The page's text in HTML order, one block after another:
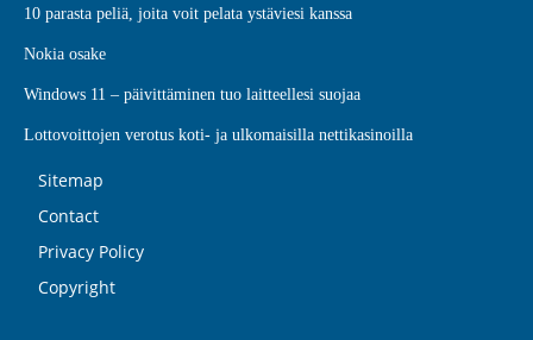
10 parasta peliä, joita voit pelata ystäviesi kanssa
Nokia osake
Windows 11 – päivittäminen tuo laitteellesi suojaa
Lottovoittojen verotus koti- ja ulkomaisilla nettikasinoilla
Sitemap
Contact
Privacy Policy
Copyright